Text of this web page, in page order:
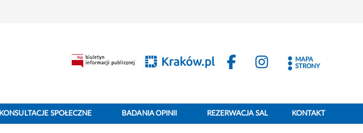
MAPA
STRONY
KONSULTACJE SPOŁECZNE BADANIA OPINII REZERWACJA SAL KONTAKT